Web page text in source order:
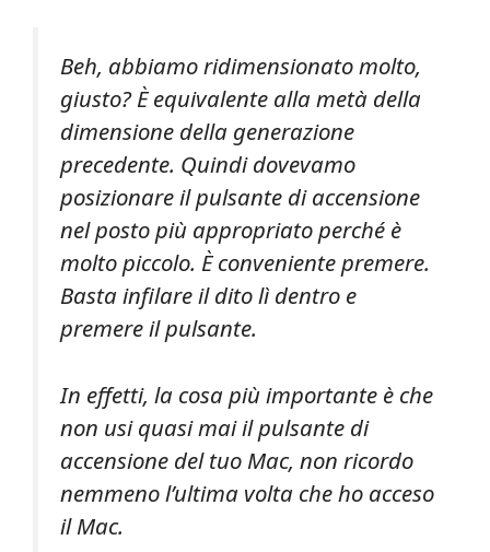
Beh, abbiamo ridimensionato molto,
giusto? È equivalente alla metà della
dimensione della generazione
precedente. Quindi dovevamo
posizionare il pulsante di accensione
nel posto più appropriato perché è
molto piccolo. È conveniente premere.
Basta infilare il dito lì dentro e
premere il pulsante.
In effetti, la cosa più importante è che
non usi quasi mai il pulsante di
accensione del tuo Mac, non ricordo
nemmeno l’ultima volta che ho acceso
il Mac.